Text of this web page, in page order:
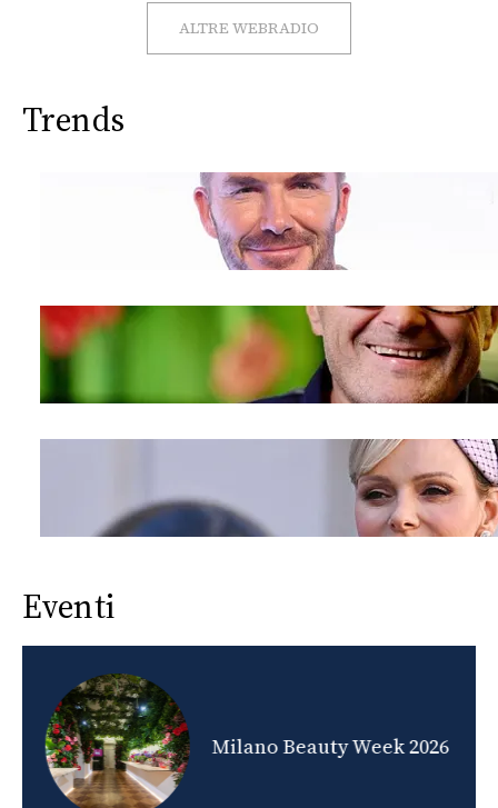
CONSIGLIA
ALTRE WEBRADIO
Trends
Eventi
Milano Beauty Week 2026